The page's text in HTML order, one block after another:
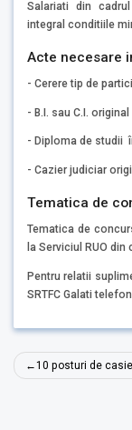
Salariati din cadrul
integral conditiile
Acte necesare
- Cerere tip de
- B.I. sau C.I.
- Diploma de studii
- Cazier judiciar
Tematica de
Tematica de
la Serviciul RUO din
Pentru relatii
SRTFC Galati
Navigare
în
10 posturi de